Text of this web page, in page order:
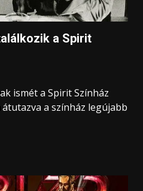
a Spirit
ismét a Spirit Színház
a színház legújabb